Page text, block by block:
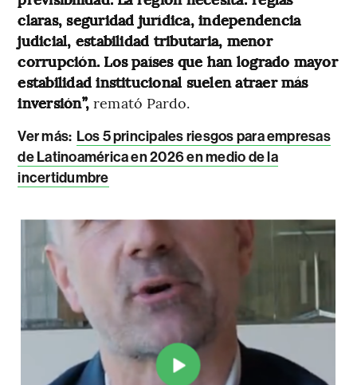
claras, seguridad jurídica, independencia
judicial, estabilidad tributaria, menor
corrupción. Los países que han logrado mayor
estabilidad institucional suelen atraer más
inversión”,remató Pardo.
Ver más: Los 5 principales riesgos para empresas
de Latinoamérica en 2026 en medio de la
incertidumbre